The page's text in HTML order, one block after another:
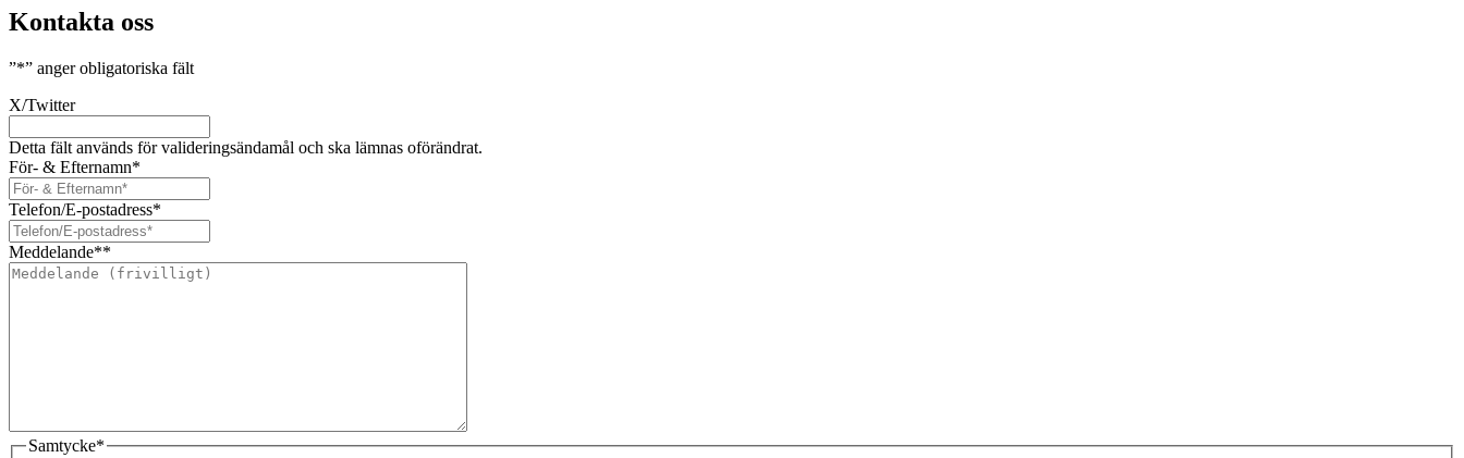
Kontakta oss
”*” anger obligatoriska fält
X/Twitter
Detta fält används för valideringsändamål och ska lämnas oförändrat.
För- & Efternamn*
Telefon/E-postadress*
Meddelande**
Samtycke*